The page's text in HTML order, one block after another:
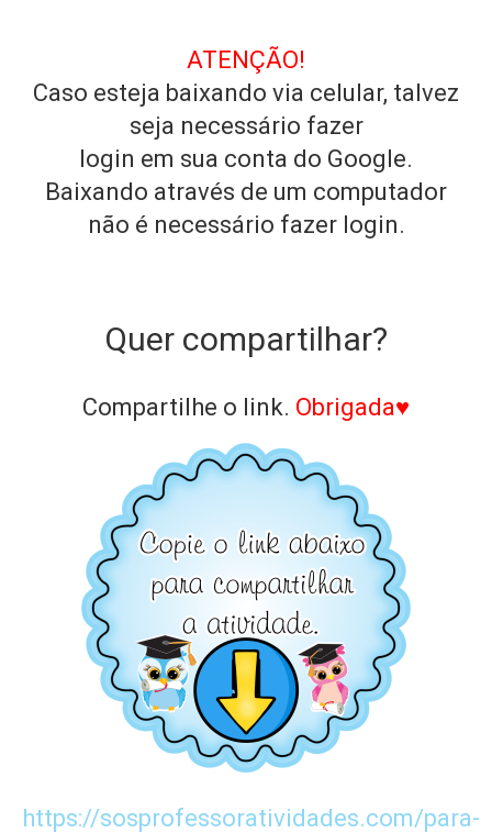
ATENÇÃO!
Caso esteja baixando via celular, talvez
seja necessário fazer
login em sua conta do Google.
Baixando através de um computador
não é necessário fazer login.
Quer compartilhar?
Compartilhe o link. Obrigada♥
https://sosprofessoratividades.com/para-